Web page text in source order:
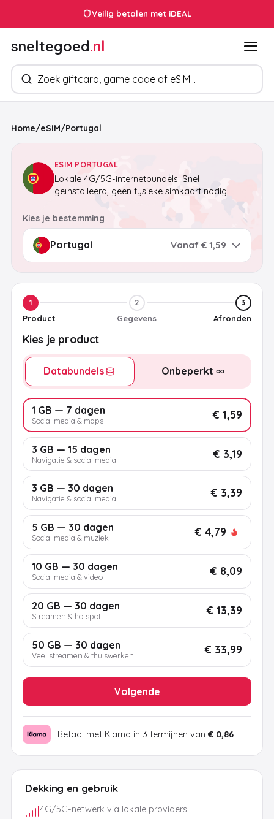
Veilig betalen met iDEAL
sneltegoed.nl
Zoek producten
Home/eSIM/Portugal
ESIM PORTUGAL
Lokale 4G/5G-internetbundels. Snel
geïnstalleerd, geen fysieke simkaart nodig.
Kies je bestemming
Vanaf € 1,59
Dekking en gebruik
4G/5G-netwerk via lokale providers
1
Product
2
Gegevens
3
Afronden
Kies je product
Databundels Onbeperkt
1 GB — 7 dagen
Social media & maps € 1,59
3 GB — 15 dagen
Navigatie & social media € 3,19
3 GB — 30 dagen
Navigatie & social media € 3,39
5 GB — 30 dagen
Social media & muziek € 4,79
10 GB — 30 dagen
Social media & video € 8,09
20 GB — 30 dagen
Streamen & hotspot € 13,39
50 GB — 30 dagen
Veel streamen & thuiswerken € 33,99
Volgende
Betaal met Klarna in 3 termijnen van € 0,86